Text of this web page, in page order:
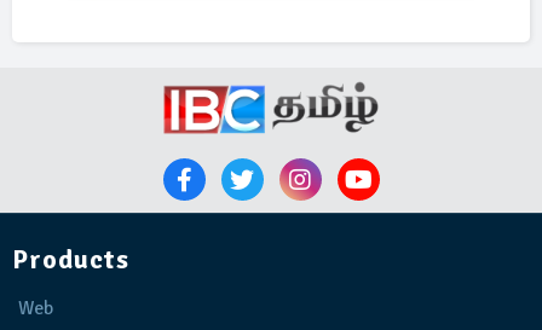
Products
Web